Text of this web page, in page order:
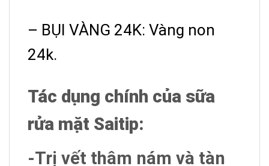
– BỤI VÀNG 24K: Vàng non
24k.
Tác dụng chính của sữa
rửa mặt Saitip:
-Trị vết thâm nám và tàn